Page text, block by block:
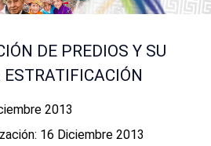
DE PREDIOS Y SU
ESTRATIFICACIÓN
2013
16 Diciembre 2013